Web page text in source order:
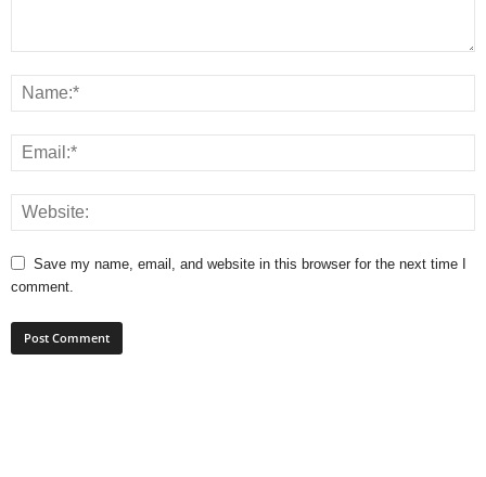
Save my name, email, and website in this browser for the next time I
comment.